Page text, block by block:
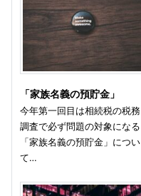
「家族名義の預貯金」
今年第一回目は相続税の税務
調査で必ず問題の対象になる
「家族名義の預貯金」につい
て…